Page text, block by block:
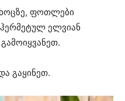
ფოთლები
ელვიან
გაყინეთ.